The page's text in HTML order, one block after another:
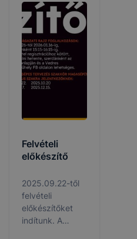
Felvételi
előkészítő
2025.09.22-től
felvételi
előkészítőket
indítunk. A